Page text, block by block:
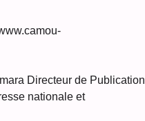
Directeur de Publication
nationale et